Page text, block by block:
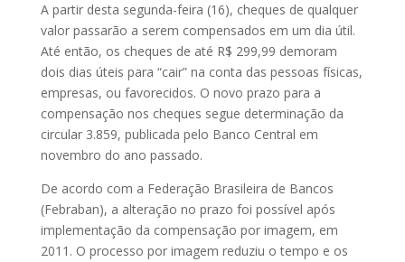
A partir desta segunda-feira (16), cheques de qualquer
valor passarão a serem compensados em um dia útil.
Até então, os cheques de até R$ 299,99 demoram
dois dias úteis para “cair” na conta das pessoas físicas,
empresas, ou favorecidos. O novo prazo para a
compensação nos cheques segue determinação da
circular 3.859, publicada pelo Banco Central em
novembro do ano passado.
De acordo com a Federação Brasileira de Bancos
(Febraban), a alteração no prazo foi possível após
implementação da compensação por imagem, em
2011. O processo por imagem reduziu o tempo e os